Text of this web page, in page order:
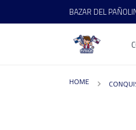
BAZAR DEL
HOME